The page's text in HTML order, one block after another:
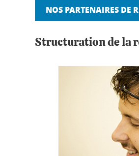
NOS PARTENAIRES DE
Structuration de la